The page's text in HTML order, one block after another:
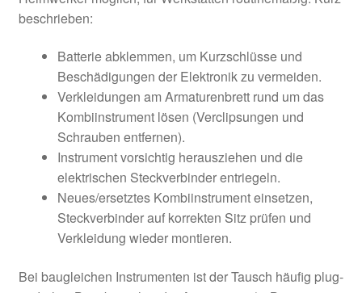
beschrieben:
Batterie abklemmen, um Kurzschlüsse und
Beschädigungen der Elektronik zu vermeiden.
Verkleidungen am Armaturenbrett rund um das
Kombiinstrument lösen (Verclipsungen und
Schrauben entfernen).
Instrument vorsichtig herausziehen und die
elektrischen Steckverbinder entriegeln.
Neues/ersetztes Kombiinstrument einsetzen,
Steckverbinder auf korrekten Sitz prüfen und
Verkleidung wieder montieren.
Bei baugleichen Instrumenten ist der Tausch häufig plug-